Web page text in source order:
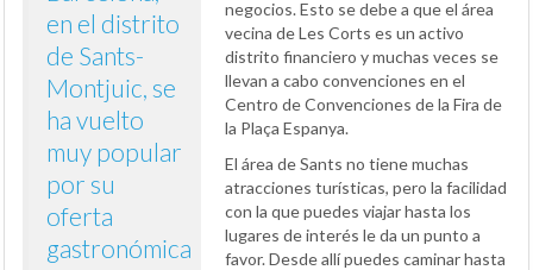
en el distrito
de Sants-
Montjuic, se
ha vuelto
muy popular
por su
oferta
gastronómica
negocios. Esto se debe a que el área
vecina de Les Corts es un activo
distrito financiero y muchas veces se
llevan a cabo convenciones en el
Centro de Convenciones de la Fira de
la Plaça Espanya.
El área de Sants no tiene muchas
atracciones turísticas, pero la facilidad
con la que puedes viajar hasta los
lugares de interés le da un punto a
favor. Desde allí puedes caminar hasta